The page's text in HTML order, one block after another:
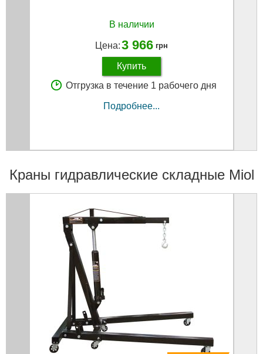
В наличии
Цена:3 966 грн
Купить
Отгрузка в течение 1 рабочего дня
Подробнее...
Краны гидравлические складные Miol